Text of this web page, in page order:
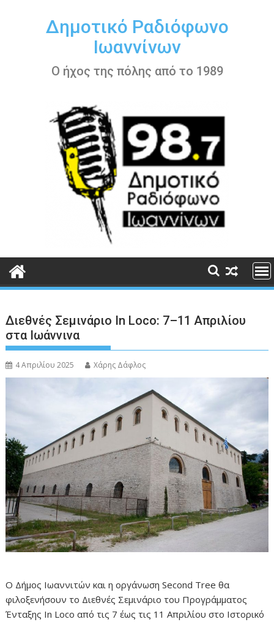
περιεχόμενοΔημοτικό Ραδιόφωνο
Ιωαννίνων
Ο ήχος της πόλης από το 1989
Διεθνές Σεμινάριο In Loco: 7–11 Απριλίου
στα Ιωάννινα
4 Απριλίου 2025 Χάρης Δάφλος
Ο Δήμος Ιωαννιτών και η οργάνωση Second Tree θα
φιλοξενήσουν το Διεθνές Σεμινάριο του Προγράμματος
Ένταξης In Loco από τις 7 έως τις 11 Απριλίου στο Ιστορικό